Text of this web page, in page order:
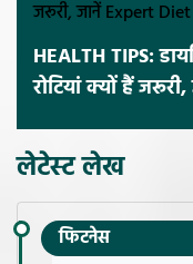
HEALTH TIPS:
रोटियां क्यों हैं
लेटेस्ट लेख
फिटनेस